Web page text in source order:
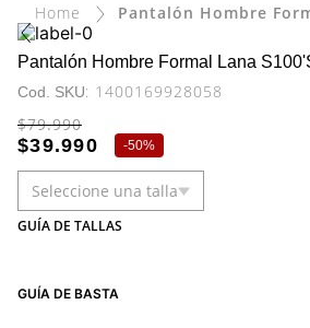
Pantalón Hombre Formal Lana
Pantalón Hombre Formal Lana
: 1400169928058
$79.990
$39.990 -50%
Seleccione una talla
GUÍA DE TALLAS
GUÍA DE BASTA